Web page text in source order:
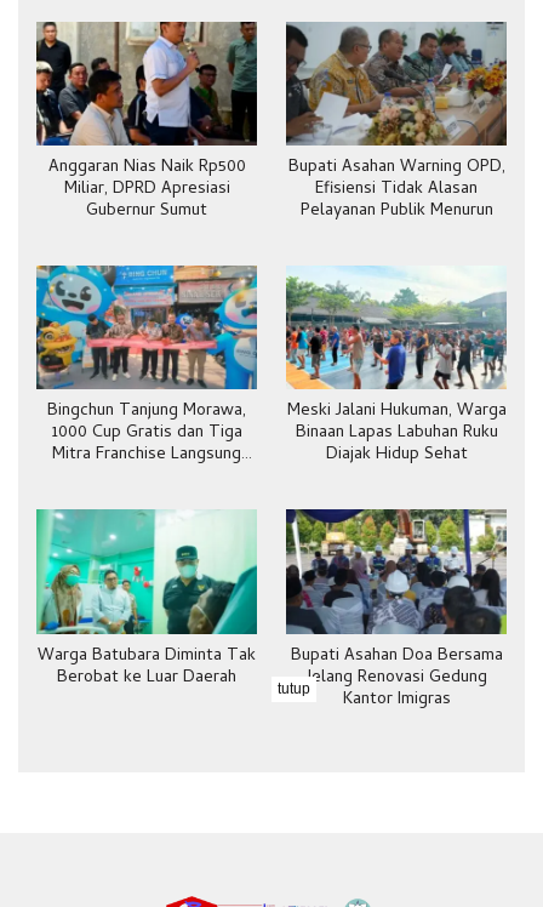
Anggaran Nias Naik Rp500
Miliar, DPRD Apresiasi
Gubernur Sumut
Bupati Asahan Warning OPD,
Efisiensi Tidak Alasan
Pelayanan Publik Menurun
Bingchun Tanjung Morawa,
1000 Cup Gratis dan Tiga
Mitra Franchise Langsung
Meski Jalani Hukuman, Warga
Binaan Lapas Labuhan Ruku
Diajak Hidup Sehat
Warga Batubara Diminta Tak
Berobat ke Luar Daerah
Bupati Asahan Doa Bersama
Jelang Renovasi Gedung
Kantor Imigras
tutup